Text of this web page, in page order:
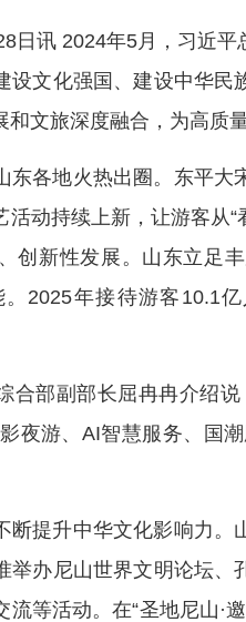
日讯 2024年5月，习近
设文化强国、建设中华民
文旅深度融合，为高质
东各地火热出圈。东平
动持续上新，让游客从“
创新性发展。山东立足
2025年接待游客10.1
合部副部长屈冉冉介绍
夜游、AI智慧服务、国
断提升中华文化影响力
举办尼山世界文明论坛
等活动。在“圣地尼山·